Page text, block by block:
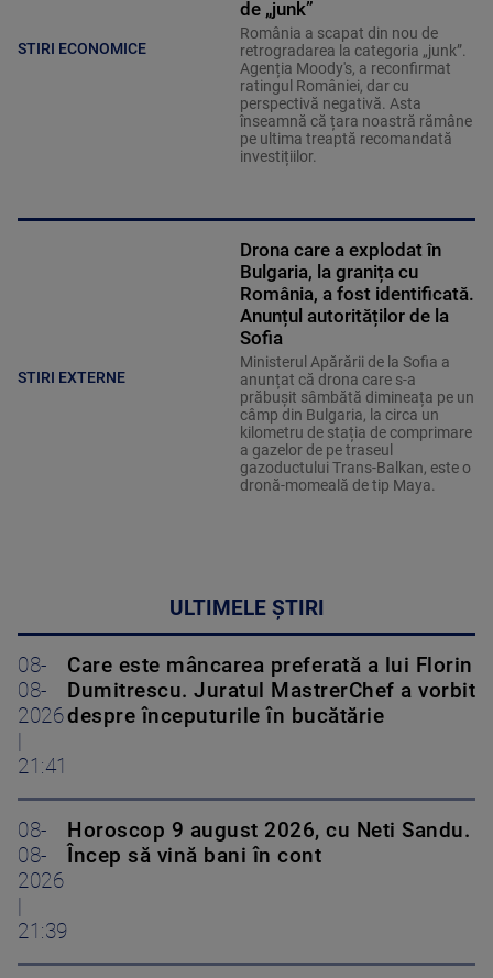
STIRI ECONOMICE
de „junk”
România a scapat din nou de
retrogradarea la categoria „junk”.
Agenția Moody's, a reconfirmat
ratingul României, dar cu
perspectivă negativă. Asta
înseamnă că țara noastră rămâne
pe ultima treaptă recomandată
investițiilor.
STIRI EXTERNE
Drona care a explodat în
Bulgaria, la granița cu
România, a fost identificată.
Anunțul autorităților de la
Sofia
Ministerul Apărării de la Sofia a
anunțat că drona care s-a
prăbușit sâmbătă dimineața pe un
câmp din Bulgaria, la circa un
kilometru de stația de comprimare
a gazelor de pe traseul
gazoductului Trans-Balkan, este o
dronă-momeală de tip Maya.
ULTIMELE ȘTIRI
08-
08-
2026
21:41
Care este mâncarea preferată a lui Florin
Dumitrescu. Juratul MastrerChef a vorbit
despre începuturile în bucătărie
08-
08-
2026
21:39
Horoscop 9 august 2026, cu Neti Sandu.
Încep să vină bani în cont